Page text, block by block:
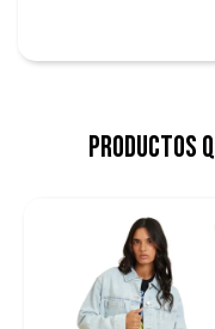
Productos